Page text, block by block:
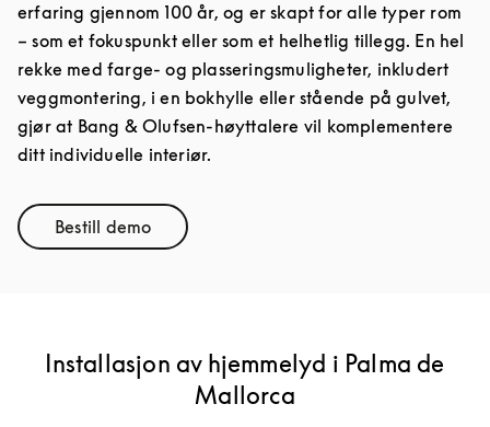
erfaring gjennom 100 år, og er skapt for alle typer rom
– som et fokuspunkt eller som et helhetlig tillegg. En hel
rekke med farge- og plasseringsmuligheter, inkludert
veggmontering, i en bokhylle eller stående på gulvet,
gjør at Bang & Olufsen-høyttalere vil komplementere
ditt individuelle interiør.
Bestill demoLink Opens in New Tab
Installasjon av hjemmelyd i Palma de
Mallorca